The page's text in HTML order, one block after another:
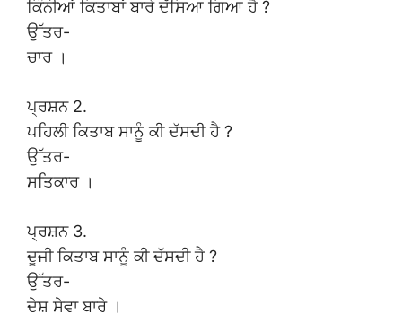
ਕਿੰਨੀਆਂ ਕਿਤਾਬਾਂ ਬਾਰੇ ਦੱਸਿਆ ਗਿਆ ਹੈ ?
ਉੱਤਰ-
ਚਾਰ ।
ਪ੍ਰਸ਼ਨ 2.
ਪਹਿਲੀ ਕਿਤਾਬ ਸਾਨੂੰ ਕੀ ਦੱਸਦੀ ਹੈ ?
ਉੱਤਰ-
ਸਤਿਕਾਰ ।
ਪ੍ਰਸ਼ਨ 3.
ਦੂਜੀ ਕਿਤਾਬ ਸਾਨੂੰ ਕੀ ਦੱਸਦੀ ਹੈ ?
ਉੱਤਰ-
ਦੇਸ਼ ਸੇਵਾ ਬਾਰੇ ।